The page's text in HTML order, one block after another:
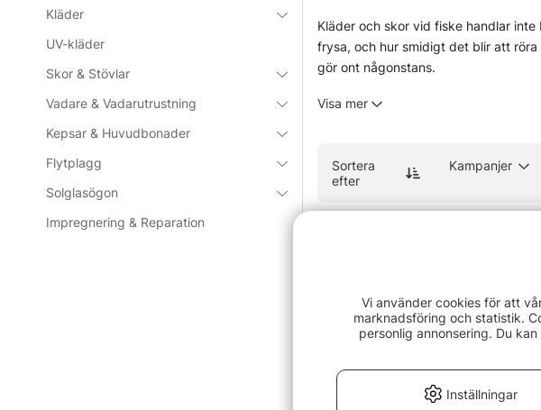
Kläder
UV-kläder
Skor & Stövlar
Vadare & Vadarutrustning
Kepsar & Huvudbonader
Flytplagg
Solglasögon
Impregnering & Reparation
Kläder och skor vid fiske handlar
frysa, och hur smidigt det blir att
gör ont någonstans.
fast bättre än man först tror. För den
vatten, hård vind på sjön, lång
» Skor & stövlar » Solglasögon
Vanliga frågor om kläder och
Vad är lagerprincipen vid fiske?
Vad är ett underställ bra för?
Visa mer
Sortera
efter
Kampanjer
Vi använder cookies för att
marknadsföring och statistik.
personlig annonsering. Du
Inställningar